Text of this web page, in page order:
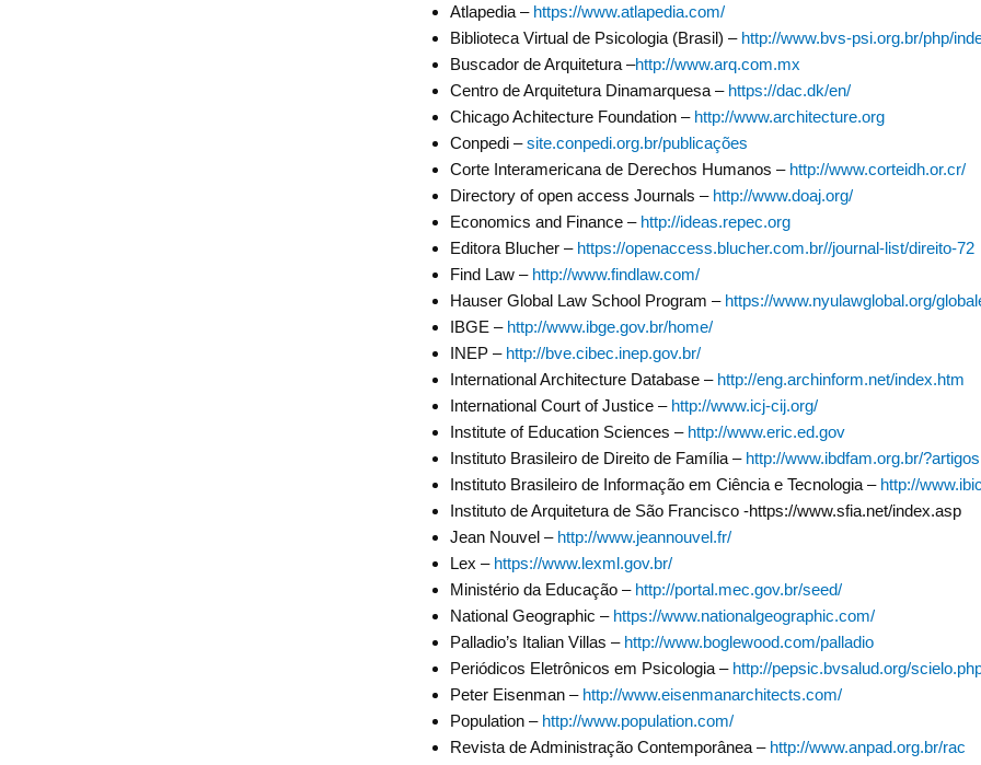
Atlapedia – https://www.atlapedia.com/
Biblioteca Virtual de Psicologia (Brasil) – http://www.bvs-psi.org.br/php/
Buscador de Arquitetura –http://www.arq.com.mx
Centro de Arquitetura Dinamarquesa – https://dac.dk/en/
Chicago Achitecture Foundation – http://www.architecture.org
Conpedi –site.conpedi.org.br/publicações
Corte Interamericana de Derechos Humanos – http://www.corteidh.or.cr/
Directory of open access Journals – http://www.doaj.org/
Economics and Finance – http://ideas.repec.org
Editora Blucher – https://openaccess.blucher.com.br//journal-list/direito-72
Find Law – http://www.findlaw.com/
Hauser Global Law School Program – https://www.nyulawglobal.org/
IBGE – http://www.ibge.gov.br/home/
INEP – http://bve.cibec.inep.gov.br/
International Architecture Database – http://eng.archinform.net/index.htm
International Court of Justice – http://www.icj-cij.org/
Institute of Education Sciences – http://www.eric.ed.gov
Instituto Brasileiro de Direito de Família – http://www.ibdfam.org.br/?artigos
Instituto Brasileiro de Informação em Ciência e Tecnologia – http://
Instituto de Arquitetura de São Francisco -https://www.sfia.net/index.asp
Jean Nouvel – http://www.jeannouvel.fr/
Lex – https://www.lexml.gov.br/
Ministério da Educação – http://portal.mec.gov.br/seed/
National Geographic – https://www.nationalgeographic.com/
Palladio’s Italian Villas – http://www.boglewood.com/palladio
Periódicos Eletrônicos em Psicologia – http://pepsic.bvsalud.org/
Peter Eisenman – http://www.eisenmanarchitects.com/
Population – http://www.population.com/
Revista de Administração Contemporânea – http://www.anpad.org.br/rac